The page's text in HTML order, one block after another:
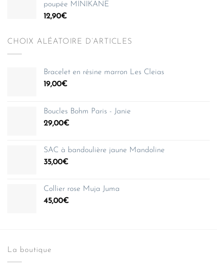
poupée MINIKANE
12,90€
CHOIX ALÉATOIRE D’ARTICLES
Bracelet en résine marron Les Cleias
19,00€
Boucles Bohm Paris - Janie
29,00€
SAC à bandoulière jaune Mandoline
35,00€
Collier rose Muja Juma
45,00€
La boutique